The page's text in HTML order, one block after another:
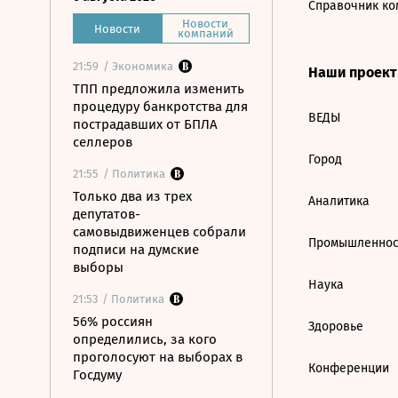
Новости Новости
компаний
21:59 / Экономика
ТПП предложила изменить
процедуру банкротства для
пострадавших от БПЛА
селлеров
21:55 / Политика
Только два из трех
депутатов-
самовыдвиженцев собрали
подписи на думские
выборы
21:53 / Политика
56% россиян
определились, за кого
проголосуют на выборах в
Госдуму
Справочник
Наши
ВЕДЫ
Город
Аналитика
Наука
Здоровье
Конференции